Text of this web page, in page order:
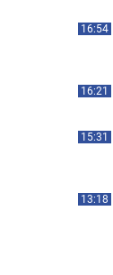
16:54
16:21
15:31
13:18